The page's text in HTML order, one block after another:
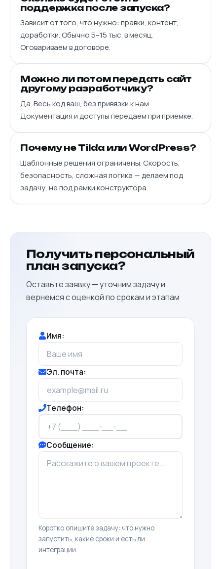
поддержка после запуска?
Зависит от того, что нужно: правки, контент,
доработки. Обычно 5–15 тыс. в месяц.
Оговариваем в договоре.
Можно ли потом передать сайт
другому разработчику?
Да. Весь код ваш, без привязки к нам.
Документация и доступы передаём при приёмке.
Почему не Tilda или WordPress?
Шаблонные решения ограничены. Скорость,
безопасность, сложная логика — делаем под
задачу, не под рамки конструктора.
Получить персональный
план запуска?
Оставьте заявку — уточним задачу и
вернемся с оценкой по срокам и этапам
Имя:
Эл. почта:
Телефон:
Сообщение:
Коротко опишите задачу: что нужно
запустить, какие сроки и есть ли
интеграции.